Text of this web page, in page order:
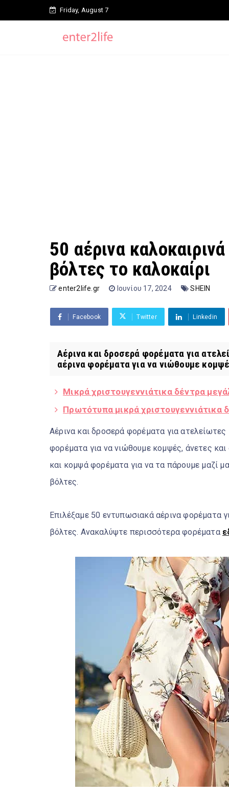
Friday, August 7
50 αέρινα
βόλτες το καλοκαίρι
enter2life.gr Ιουνίου 17, 2024 SHEIN
Facebook Twitter Linkedin
Αέρινα και δροσερά φορέματα για
αέρινα φορέματα για να νιώθουμε
Μικρά χριστουγεννιάτικα δέντρα
Πρωτότυπα μικρά χριστουγεννιάτικα
Αέρινα και δροσερά φορέματα για
φορέματα για να νιώθουμε κομψές, άνετες
και κομψά φορέματα για να τα πάρουμε μαζί
βόλτες.
Επιλέξαμε 50 εντυπωσιακά αέρινα φορέματα
βόλτες. Ανακαλύψτε περισσότερα φορέματα